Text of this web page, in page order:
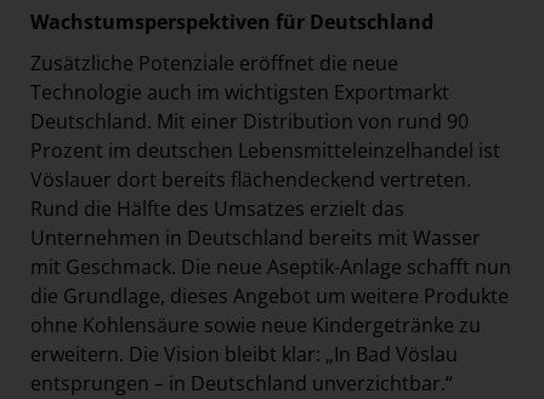
Wachstumsperspektiven für Deutschland
Zusätzliche Potenziale eröffnet die neue
Technologie auch im wichtigsten Exportmarkt
Deutschland. Mit einer Distribution von rund 90
Prozent im deutschen Lebensmitteleinzelhandel ist
Vöslauer dort bereits flächendeckend vertreten.
Rund die Hälfte des Umsatzes erzielt das
Unternehmen in Deutschland bereits mit Wasser
mit Geschmack. Die neue Aseptik-Anlage schafft nun
die Grundlage, dieses Angebot um weitere Produkte
ohne Kohlensäure sowie neue Kindergetränke zu
erweitern. Die Vision bleibt klar: „In Bad Vöslau
entsprungen – in Deutschland unverzichtbar.“